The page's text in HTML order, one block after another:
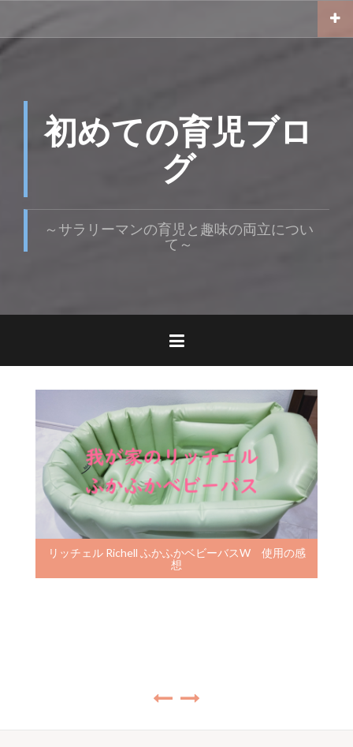
テ
初めての育児ブロ
グ
～サラリーマンの育児と趣味の両立につい
て～
リッチェル Richell ふかふかベビーバスW 使用の感
想